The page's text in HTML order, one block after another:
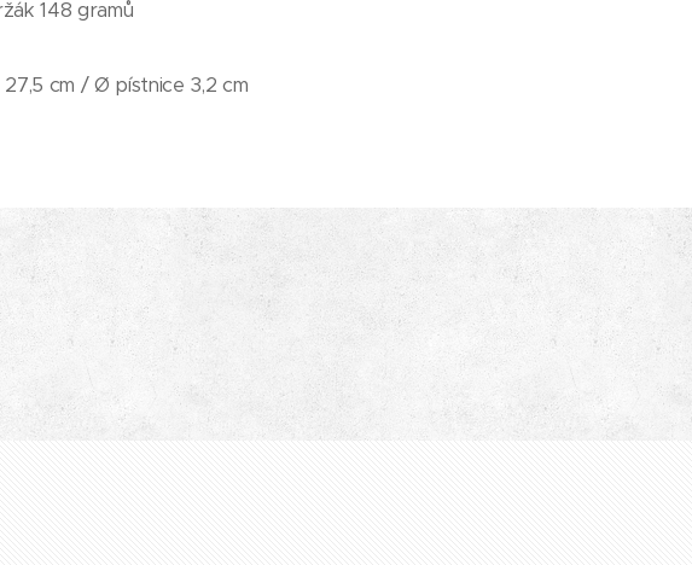
148 gramů
cm / Ø pístnice 3,2 cm